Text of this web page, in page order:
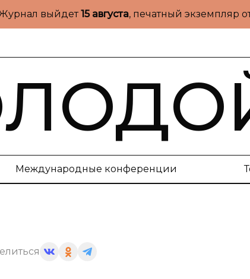
Журнал выйдет15 августа, печатный экземпляр
Международные конференции